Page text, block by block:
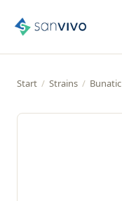
Start / Strains / Bunatic